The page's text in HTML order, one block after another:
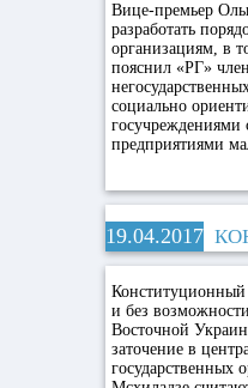
Вице-премьер
разработать
организациям, в
пояснил «РГ»
социально
госучреждениями
предприятиями
19.04.2017
и без
Восточной
заточение в
государственных